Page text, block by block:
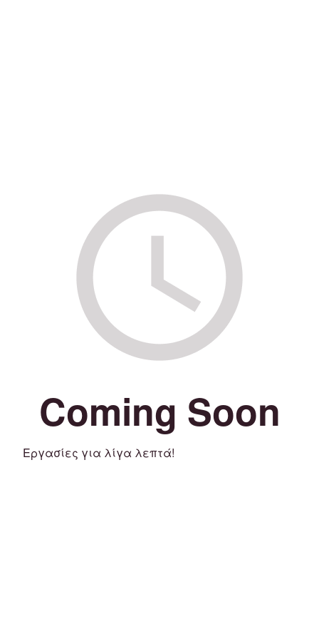
Coming Soon
Εργασίες για λίγα λεπτά!